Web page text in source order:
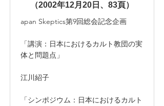
（2002年12月20日、83頁）
apan Skeptics第9回総会記念企画
「講演：日本におけるカルト教団の実
体と問題点」
江川紹子
「シンポジウム：日本におけるカルト